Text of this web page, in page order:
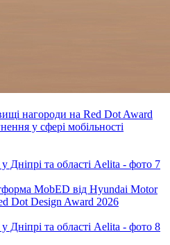
нагороди на Red Dot Award
у сфері мобільності
MobED від Hyundai Motor
Dot Design Award 2026